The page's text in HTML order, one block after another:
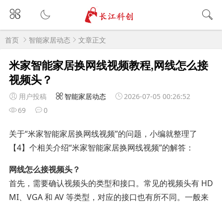
首页 智能家居动态 文章正文
米家智能家居换网线视频教程,网线怎么接
视频头？
用户投稿 智能家居动态
2026-07-05 00:26:52
69
0
关于“米家智能家居换网线视频”的问题，小编就整理了
【4】个相关介绍“米家智能家居换网线视频”的解答：
网线怎么接视频头？
首先，需要确认视频头的类型和接口。常见的视频头有 HD
MI、VGA 和 AV 等类型，对应的接口也有所不同。一般来